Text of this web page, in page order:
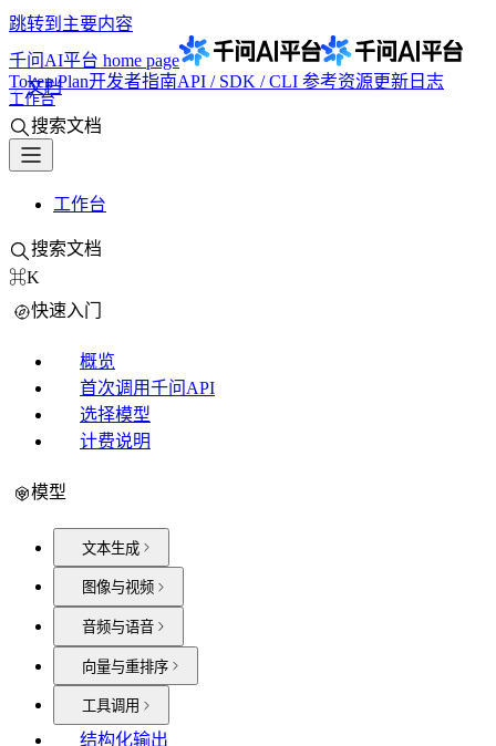
跳转到主要内容
千问AI平台 home page
文档
Token Plan开发者指南API / SDK / CLI 参考资源更新日志
工作台
搜索文档
工作台
搜索文档
⌘K
快速入门
概览
首次调用千问API
选择模型
计费说明
模型
文本生成
图像与视频
音频与语音
向量与重排序
工具调用
结构化输出